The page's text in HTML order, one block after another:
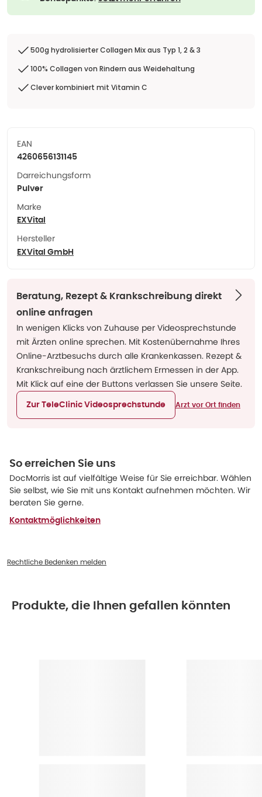
500g hydrolisierter Collagen Mix aus Typ 1, 2 & 3
100% Collagen von Rindern aus Weidehaltung
Clever kombiniert mit Vitamin C
EAN
4260656131145
Darreichungsform
Pulver
Marke
EXVital
Hersteller
EXVital GmbH
Beratung, Rezept & Krankschreibung direkt
online anfragen
In wenigen Klicks von Zuhause per Videosprechstunde
mit Ärzten online sprechen. Mit Kostenübernahme Ihres
Online-Arztbesuchs durch alle Krankenkassen. Rezept &
Krankschreibung nach ärztlichem Ermessen in der App.
Mit Klick auf eine der Buttons verlassen Sie unsere Seite.
Zur TeleClinic Videosprechstunde Arzt vor Ort finden
So erreichen Sie uns
DocMorris ist auf vielfältige Weise für Sie erreichbar. Wählen
Sie selbst, wie Sie mit uns Kontakt aufnehmen möchten. Wir
beraten Sie gerne.
Kontaktmöglichkeiten
Rechtliche Bedenken melden
Produkte, die Ihnen gefallen könnten